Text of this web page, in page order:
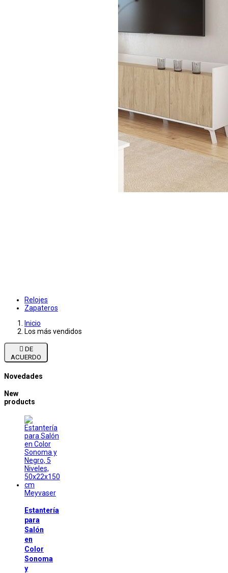
Relojes
Zapateros
Inicio
Los más vendidos

ACUERDO
Novedades
New
products
Meyvaser
Estantería
para
Salón
en
Color
Sonoma
y